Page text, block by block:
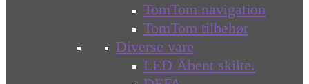
TomTom navigation
TomTom tilbehør
Diverse vare
LED Åbent skilte.